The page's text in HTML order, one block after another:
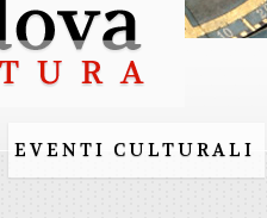
EVENTI CULTURALI